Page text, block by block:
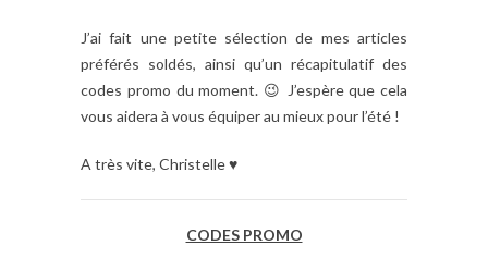
J’ai fait une petite sélection de mes articles
préférés soldés, ainsi qu’un récapitulatif des
codes promo du moment. 😉 J’espère que cela
vous aidera à vous équiper au mieux pour l’été !
A très vite, Christelle ♥
CODES PROMO